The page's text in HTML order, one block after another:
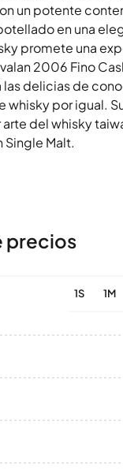
un potente
en una
promete una
2006 Fino
las delicias de
whisky por igual.
del whisky
Single Malt.
precios
1S 1M